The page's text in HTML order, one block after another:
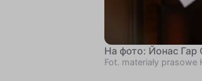
На фото: Йонас Гар
Fot. materiały prasowe